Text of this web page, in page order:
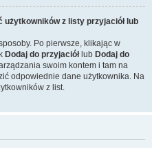
użytkowników z listy przyjaciół lub
Po pierwsze, klikając w
Dodaj do przyjaciółlub Dodaj do
swoim kontem i tam na
odpowiednie dane użytkownika. Na
z list.